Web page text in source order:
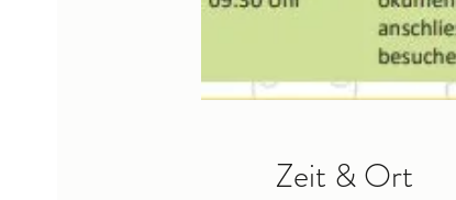
Zeit & Ort